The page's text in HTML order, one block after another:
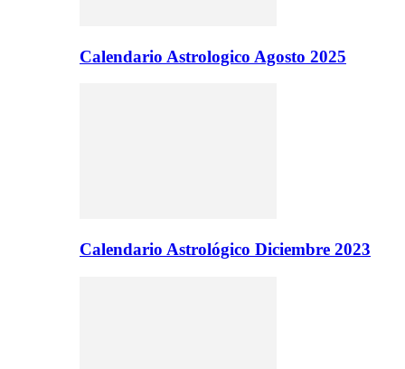
Calendario Astrologico Agosto 2025
Calendario Astrológico Diciembre 2023